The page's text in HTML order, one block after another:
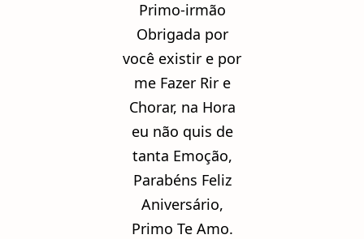
Primo-irmão
Obrigada por
você existir e por
me Fazer Rir e
Chorar, na Hora
eu não quis de
tanta Emoção,
Parabéns Feliz
Aniversário,
Primo Te Amo.